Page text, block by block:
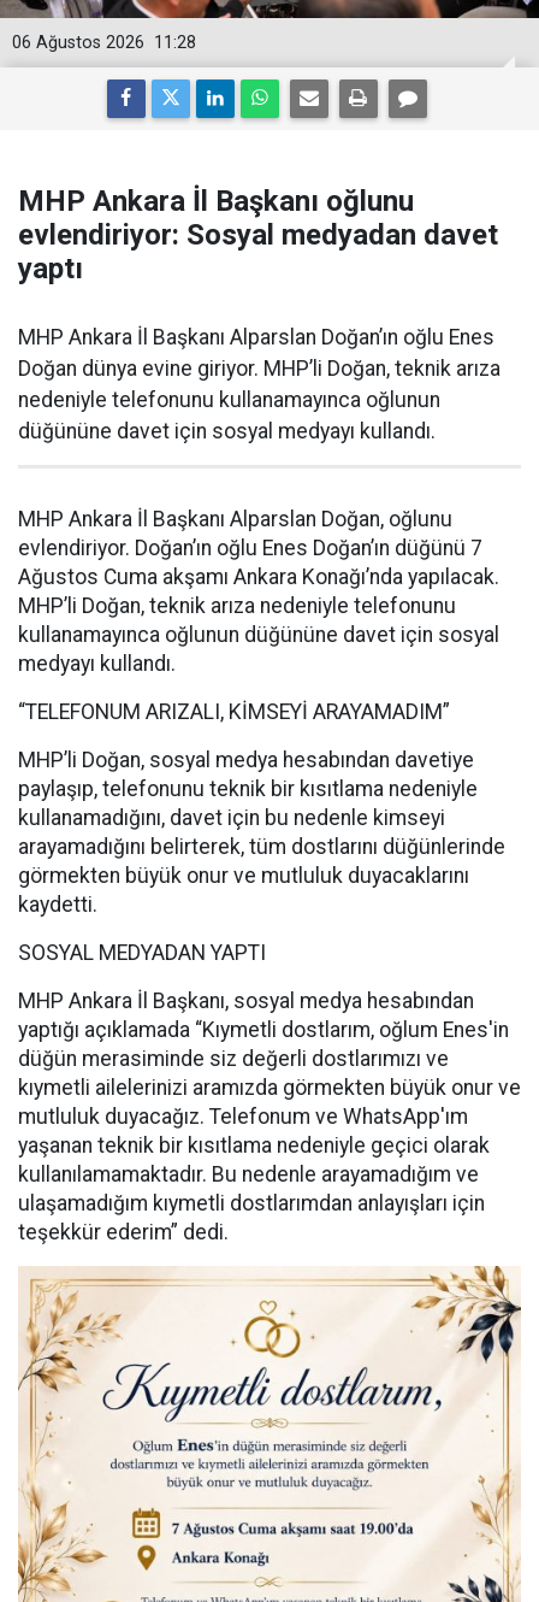
11:28
06 Ağustos 2026
MHP Ankara İl Başkanı oğlunu
evlendiriyor: Sosyal medyadan davet
yaptı
MHP Ankara İl Başkanı Alparslan Doğan’ın oğlu Enes
Doğan dünya evine giriyor. MHP’li Doğan, teknik arıza
nedeniyle telefonunu kullanamayınca oğlunun
düğününe davet için sosyal medyayı kullandı.
MHP Ankara İl Başkanı Alparslan Doğan, oğlunu
evlendiriyor. Doğan’ın oğlu Enes Doğan’ın düğünü 7
Ağustos Cuma akşamı Ankara Konağı’nda yapılacak.
MHP’li Doğan, teknik arıza nedeniyle telefonunu
kullanamayınca oğlunun düğününe davet için sosyal
medyayı kullandı.
“TELEFONUM ARIZALI, KİMSEYİ ARAYAMADIM”
MHP’li Doğan, sosyal medya hesabından davetiye
paylaşıp, telefonunu teknik bir kısıtlama nedeniyle
kullanamadığını, davet için bu nedenle kimseyi
arayamadığını belirterek, tüm dostlarını düğünlerinde
görmekten büyük onur ve mutluluk duyacaklarını
kaydetti.
SOSYAL MEDYADAN YAPTI
MHP Ankara İl Başkanı, sosyal medya hesabından
yaptığı açıklamada “Kıymetli dostlarım, oğlum Enes'in
düğün merasiminde siz değerli dostlarımızı ve
kıymetli ailelerinizi aramızda görmekten büyük onur ve
mutluluk duyacağız. Telefonum ve WhatsApp'ım
yaşanan teknik bir kısıtlama nedeniyle geçici olarak
kullanılamamaktadır. Bu nedenle arayamadığım ve
ulaşamadığım kıymetli dostlarımdan anlayışları için
teşekkür ederim” dedi.